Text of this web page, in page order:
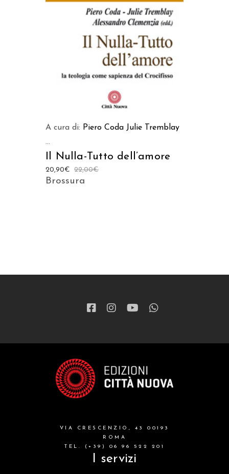
AGGIUNGI AL CARRELLO
A cura di: Piero Coda Julie Tremblay
...
Il Nulla-Tutto dell’amore
22,00€
20,90€
Brossura
VIA CRESCENZIO, 43 00193
ROMA
TEL. (+39) 06 96 522 201
I servizi